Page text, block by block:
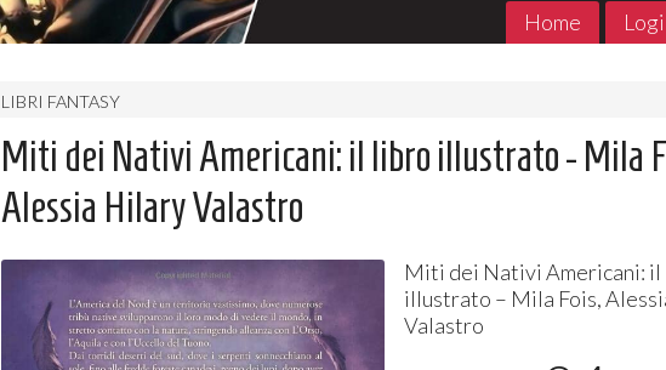
Home
LIBRI FANTASY
Miti dei Nativi Americani: il libro illustrato - Mila
Alessia Hilary Valastro
Miti dei Nativi Americani:
illustrato – Mila Fois,
Valastro